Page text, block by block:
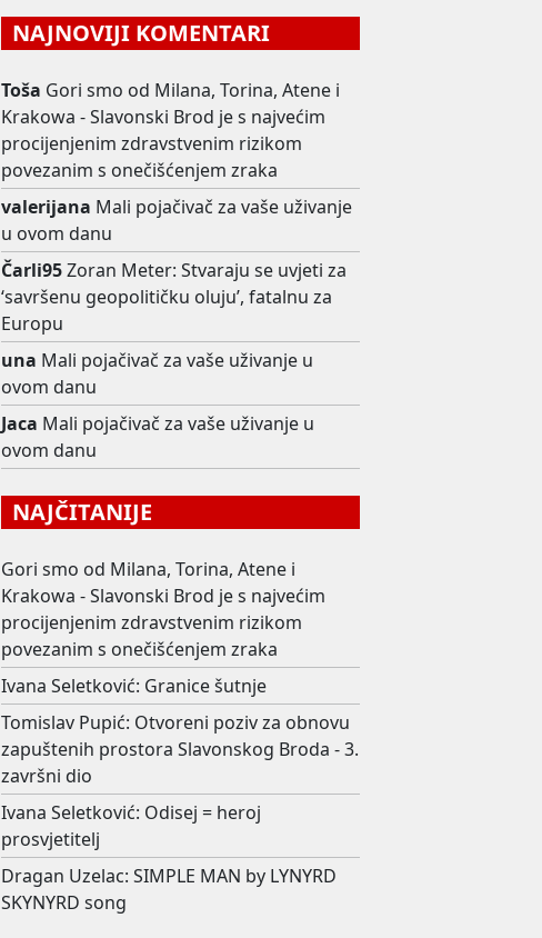
NAJNOVIJI KOMENTARI
Toša Gori smo od Milana, Torina, Atene i
Krakowa - Slavonski Brod je s najvećim
procijenjenim zdravstvenim rizikom
povezanim s onečišćenjem zraka
valerijana Mali pojačivač za vaše uživanje
u ovom danu
Čarli95Zoran Meter: Stvaraju se uvjeti za
‘savršenu geopolitičku oluju’, fatalnu za
Europu
una Mali pojačivač za vaše uživanje u
ovom danu
Jaca Mali pojačivač za vaše uživanje u
ovom danu
NAJČITANIJE
Gori smo od Milana, Torina, Atene i
Krakowa - Slavonski Brod je s najvećim
procijenjenim zdravstvenim rizikom
povezanim s onečišćenjem zraka
Ivana Seletković: Granice šutnje
Tomislav Pupić: Otvoreni poziv za obnovu
zapuštenih prostora Slavonskog Broda - 3.
završni dio
Ivana Seletković: Odisej = heroj
prosvjetitelj
Dragan Uzelac: SIMPLE MAN by LYNYRD
SKYNYRD song